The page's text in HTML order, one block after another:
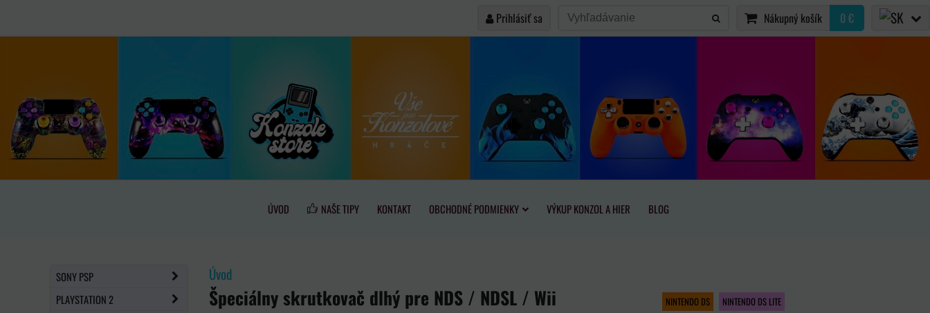
Prihlásiť sa Nákupný košík 0 €
ÚVOD NAŠE TIPY KONTAKT OBCHODNÉ PODMIENKY VÝKUP KONZOL A HIER BLOG
Úvod
Špeciálny skrutkovač dlhý pre NDS / NDSL / Wii NINTENDO DS NINTENDO DS LITE
SONY PSP
PLAYSTATION 2